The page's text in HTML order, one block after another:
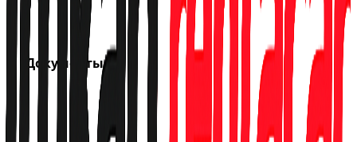
О нас
Контакты
Документы
Уведомление о персональных данных
Политика конфиденциальности
Политика cookie